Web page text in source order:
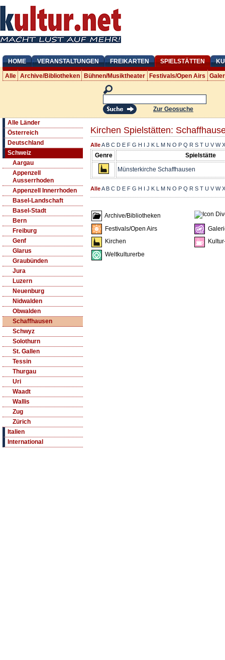
HOME VERANSTALTUNGEN FREIKARTEN SPIELSTÄTTEN
Alle Archive/Bibliotheken Bühnen/Musiktheater Festivals/Open Airs
Zur Geosuche
Alle Länder
Österreich
Deutschland
Schweiz
Aargau
Appenzell
Ausserrhoden
Appenzell Innerrhoden
Basel-Landschaft
Basel-Stadt
Bern
Freiburg
Genf
Glarus
Graubünden
Jura
Luzern
Neuenburg
Nidwalden
Obwalden
Schaffhausen
Schwyz
Solothurn
St. Gallen
Tessin
Thurgau
Uri
Waadt
Wallis
Zug
Zürich
Italien
International
Kirchen Spielstätten:
AlleA B C D E F G H I J K L M N O P Q R S T U V W X
Genre
Spielstätte
Münsterkirche Schaffhausen
AlleA B C D E F G H I J K L M N O P Q R S T U V W X
Archive/Bibliotheken
Festivals/Open Airs
Kirchen
Weltkulturerbe